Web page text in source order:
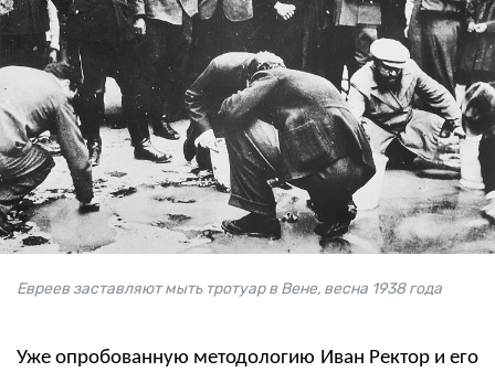
Евреев заставляют мыть тротуар в Вене, весна 1938 года
Уже опробованную методологию Иван Ректор и его